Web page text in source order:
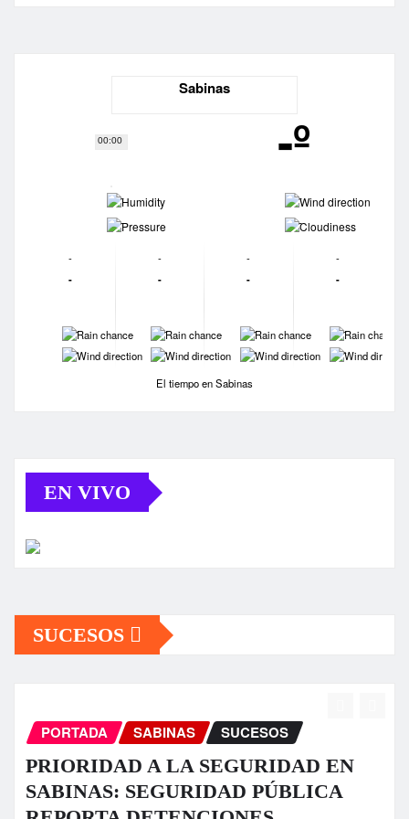
00:00
Sabinas
-º
-
-
-
-
-
-
-
-
-
-
-
-
-
-
-
-
-
-
-
-
El tiempo en Sabinas
EN VIVO
SUCESOS
EN
PORTADA SABINAS
Fuerte tromba causa daños en
sectores de Sabinas